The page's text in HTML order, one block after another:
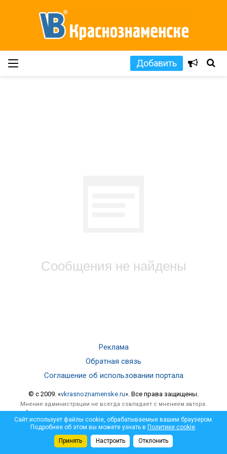
Добавить
Сообщения не найдены
Реклама
Обратная связь
Соглашение об использовании портала
© c 2009. «vkrasnoznamenske.ru». Все права защищены.
Мнение администрации не всегда совпадает с мнением автора.
Администрация не несет ответственности за достоверность
опубликованной информации и за отзывы, оставленные
посетителями под материалами, публикуемыми на сайте.
Сайт использует файлы cookie, обрабатываемые вашим браузером.
Подробнее об этом вы можете узнать в Политике cookie.
Принять
Настроить Отклонить